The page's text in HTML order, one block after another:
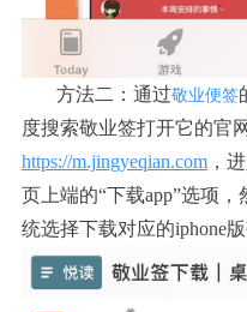
方法二：通过敬业便签
度搜索敬业签打开它的官
https://m.jingyeqian.com，
页上端的“下载app”选项，
统选择下载对应的iphone